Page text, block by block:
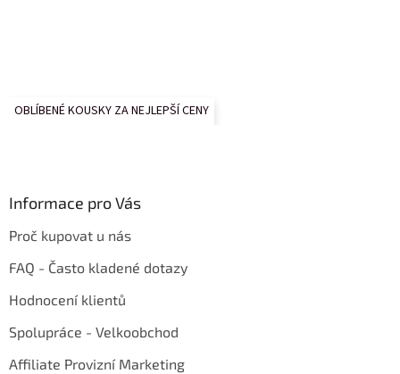
OBLÍBENÉ KOUSKY ZA NEJLEPŠÍ CENY
Informace pro Vás
Proč kupovat u nás
FAQ - Často kladené dotazy
Hodnocení klientů
Spolupráce - Velkoobchod
Affiliate Provizní Marketing